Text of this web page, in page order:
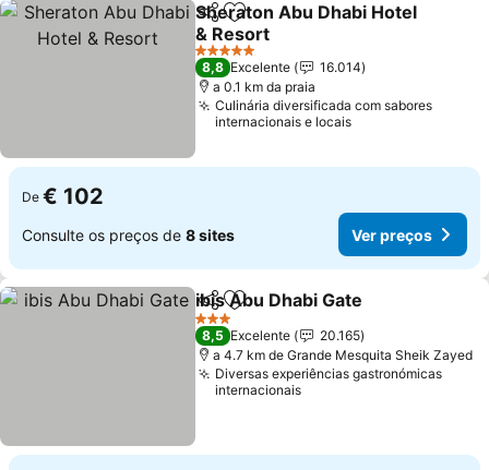
PartilharAdicionar aos favoritos
Sheraton Abu Dhabi Hotel
& Resort
Ver preços
5 Estrelas
8,8 Excelente
16.014
a 0.1 km da praia
Culinária diversificada com sabores
internacionais e locais
De € 102
Consulte os preços de 8 sites Ver preços
PartilharAdicionar aos favoritos
ibis Abu Dhabi Gate
3 Estrelas
8,5 Excelente
20.165
a 4.7 km de Grande Mesquita Sheik Zayed
Diversas experiências gastronómicas
internacionais